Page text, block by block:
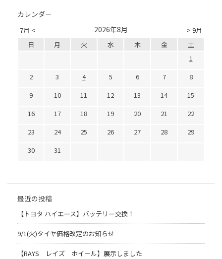
カレンダー
7月 < > 9月
2026年8月
日 月 火 水 木 金
土
1
2
3 4 5 6 7
8
9
10 11 12 13 14
15
16
17 18 19 20 21
22
23
24 25 26 27 28
29
30
31
最近の投稿
【トヨタ ハイエース】バッテリー交換！
9/1(火)タイヤ価格改定のお知らせ
【RAYS レイズ ホイール】展示しました